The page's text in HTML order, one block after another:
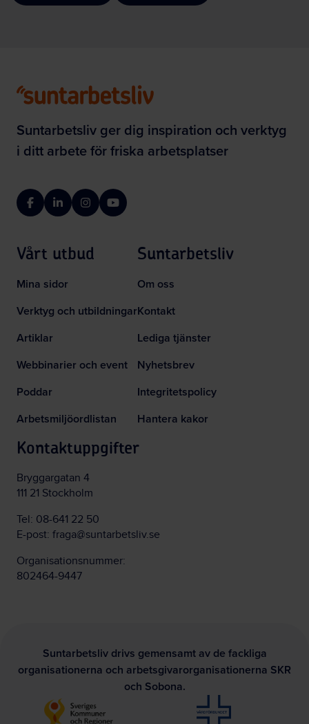
Suntarbetsliv ger dig inspiration och verktyg
i ditt arbete för friska arbetsplatser
FacebookLinkedInInstagramYouTube
Vårt utbud
Mina sidor
Verktyg och utbildningar
Artiklar
Webbinarier och event
Poddar
Arbetsmiljöordlistan
Suntarbetsliv
Om oss
Kontakt
Lediga tjänster
Nyhetsbrev
Integritetspolicy
Hantera kakor
Kontaktuppgifter
Bryggargatan 4
111 21 Stockholm
Tel: 08-641 22 50
E-post: fraga@suntarbetsliv.se
Organisationsnummer:
802464-9447
Suntarbetsliv drivs gemensamt av de fackliga
organisationerna och arbetsgivarorganisationerna SKR
och Sobona.